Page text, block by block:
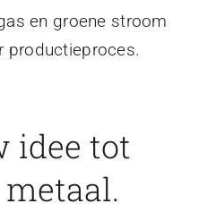
en groene stroom
productieproces.
idee tot